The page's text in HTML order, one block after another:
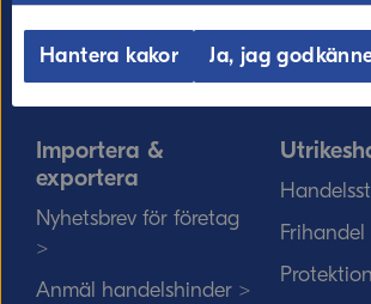
minoritetsspråk och
teckenspråk >
>
och EU-
Importera &
exportera
Nyhetsbrev för företag
>
Anmäl handelshinder >
Frihandel
Hantera kakor Ja, jag